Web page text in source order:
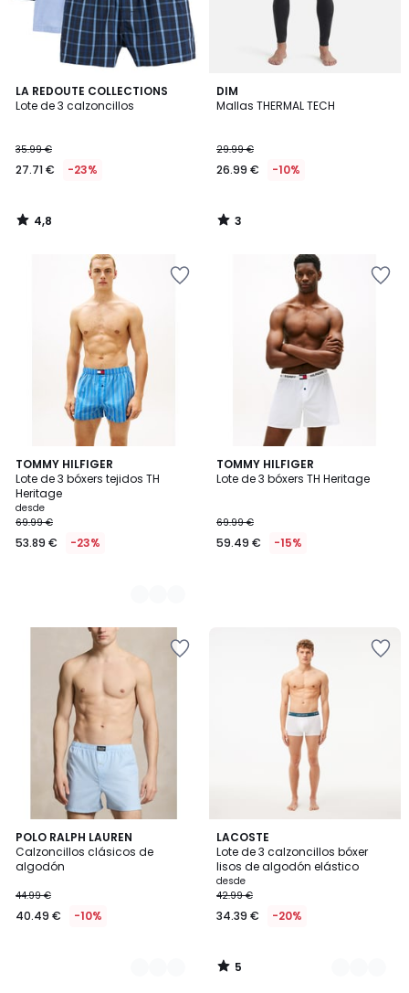
LA REDOUTE COLLECTIONS
Lote de 3 calzoncillos
35.99 €
27.71 € -23%
4,8
/ 5
4,8
/
DIM
Mallas THERMAL TECH
29.99 €
26.99 € -10%
3
/
3
/
TOMMY HILFIGER
Lote de 3 bóxers tejidos TH
Heritage
desde
69.99 €
53.89 € -23%
2
Colores
TOMMY HILFIGER
Lote de 3 bóxers TH Heritage
69.99 €
59.49 € -15%
POLO RALPH LAUREN
Calzoncillos clásicos de
algodón
44.99 €
40.49 € -10%
2
Colores
LACOSTE
Lote de 3 calzoncillos bóxer
lisos de algodón elástico
desde
42.99 €
34.39 € -20%
5
/
5
2
Colores
5
/